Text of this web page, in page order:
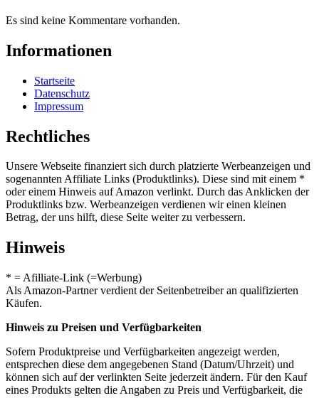
Es sind keine Kommentare vorhanden.
Informationen
Startseite
Datenschutz
Impressum
Rechtliches
Unsere Webseite finanziert sich durch platzierte Werbeanzeigen und
sogenannten Affiliate Links (Produktlinks). Diese sind mit einem *
oder einem Hinweis auf Amazon verlinkt. Durch das Anklicken der
Produktlinks bzw. Werbeanzeigen verdienen wir einen kleinen
Betrag, der uns hilft, diese Seite weiter zu verbessern.
Hinweis
* = Afilliate-Link (=Werbung)
Als Amazon-Partner verdient der Seitenbetreiber an qualifizierten
Käufen.
Hinweis zu Preisen und Verfügbarkeiten
Sofern Produktpreise und Verfügbarkeiten angezeigt werden,
entsprechen diese dem angegebenen Stand (Datum/Uhrzeit) und
können sich auf der verlinkten Seite jederzeit ändern. Für den Kauf
eines Produkts gelten die Angaben zu Preis und Verfügbarkeit, die